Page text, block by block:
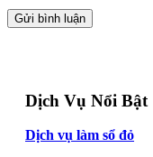
Dịch Vụ Nổi Bật
Dịch vụ làm sổ đỏ